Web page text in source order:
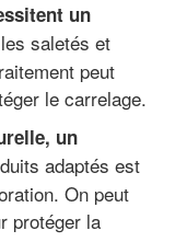
un
saletés et
peut
le carrelage.
un
adaptés est
On peut
protéger la